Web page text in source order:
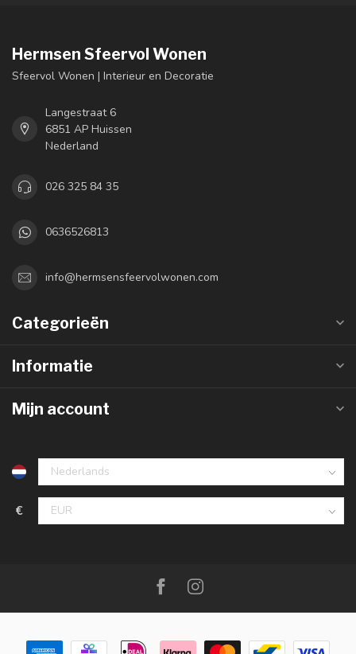
Hermsen Sfeervol Wonen
Sfeervol Wonen | Interieur en Decoratie
Langestraat 6
6851 AP Huissen
Nederland
026 325 84 35
0636526813
info@hermsensfeervolwonen.com
Categorieën
Informatie
Mijn account
€